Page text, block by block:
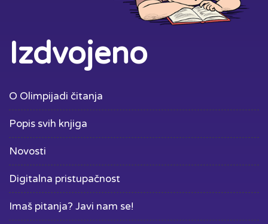
Izdvojeno
O Olimpijadi čitanja
Popis svih knjiga
Novosti
Digitalna pristupačnost
Imaš pitanja? Javi nam se!